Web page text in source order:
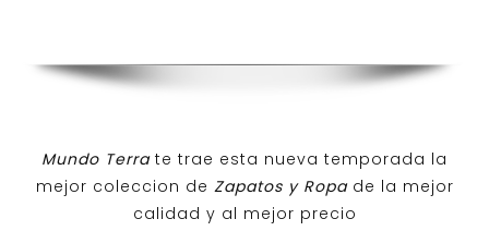
Mundo Terra te trae esta nueva temporada la
mejor coleccion de Zapatos y Ropa de la mejor
calidad y al mejor precio